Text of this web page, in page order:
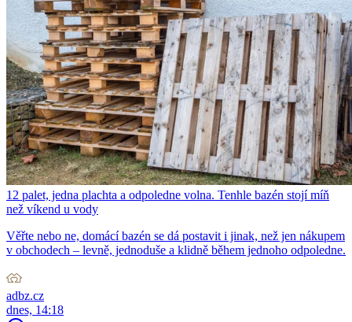
12 palet, jedna plachta a odpoledne volna. Tenhle bazén stojí míň
než víkend u vody
Věřte nebo ne, domácí bazén se dá postavit i jinak, než jen nákupem
v obchodech – levně, jednoduše a klidně během jednoho odpoledne.
adbz.cz
dnes, 14:18